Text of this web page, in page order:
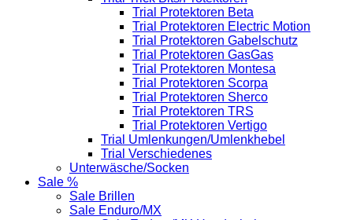
Trial Protektoren Beta
Trial Protektoren Electric Motion
Trial Protektoren Gabelschutz
Trial Protektoren GasGas
Trial Protektoren Montesa
Trial Protektoren Scorpa
Trial Protektoren Sherco
Trial Protektoren TRS
Trial Protektoren Vertigo
Trial Umlenkungen/Umlenkhebel
Trial Verschiedenes
Unterwäsche/Socken
Sale %
Sale Brillen
Sale Enduro/MX